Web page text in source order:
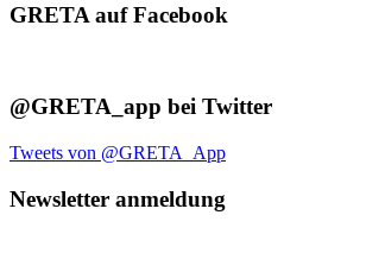
GRETA auf Facebook
@GRETA_app bei Twitter
Tweets von @GRETA_App
Newsletter anmeldung